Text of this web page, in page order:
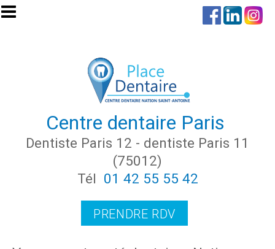
Aller au contenu principal
Centre dentaire Paris
Dentiste Paris 12 - dentiste Paris 11
(75012)
Tél 01 42 55 55 42
PRENDRE RDV